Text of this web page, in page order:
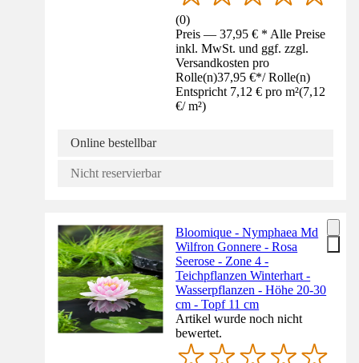
(0)
Preis — 37,95 € * Alle Preise
inkl. MwSt. und ggf. zzgl.
Versandkosten pro
Rolle(n)37,95 €*/ Rolle(n)
Entspricht 7,12 € pro m²(7,12
€/ m²)
Online bestellbar
Nicht reservierbar
Bloomique - Nymphaea Md
Wilfron Gonnere - Rosa
Seerose - Zone 4 -
Teichpflanzen Winterhart -
Wasserpflanzen - Höhe 20-30
cm - Topf 11 cm
Artikel wurde noch nicht
bewertet.